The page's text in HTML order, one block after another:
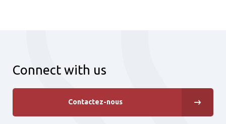
Connect with us
Contactez-nous